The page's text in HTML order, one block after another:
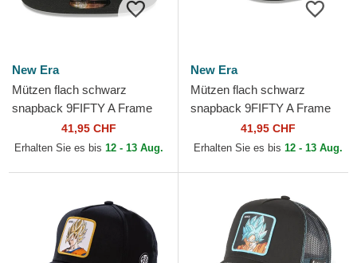
New Era
Mützen flach schwarz
snapback 9FIFTY A Frame
Ring der Los Angeles
Dodgers MLB von New Era
41,95 CHF
Erhalten Sie es bis 12 - 13 Aug.
New Era
Mützen flach schwarz
snapback 9FIFTY A Frame
Ring der Los Angeles Lakers
NBA von New Era
41,95 CHF
Erhalten Sie es bis 12 - 13 Aug.